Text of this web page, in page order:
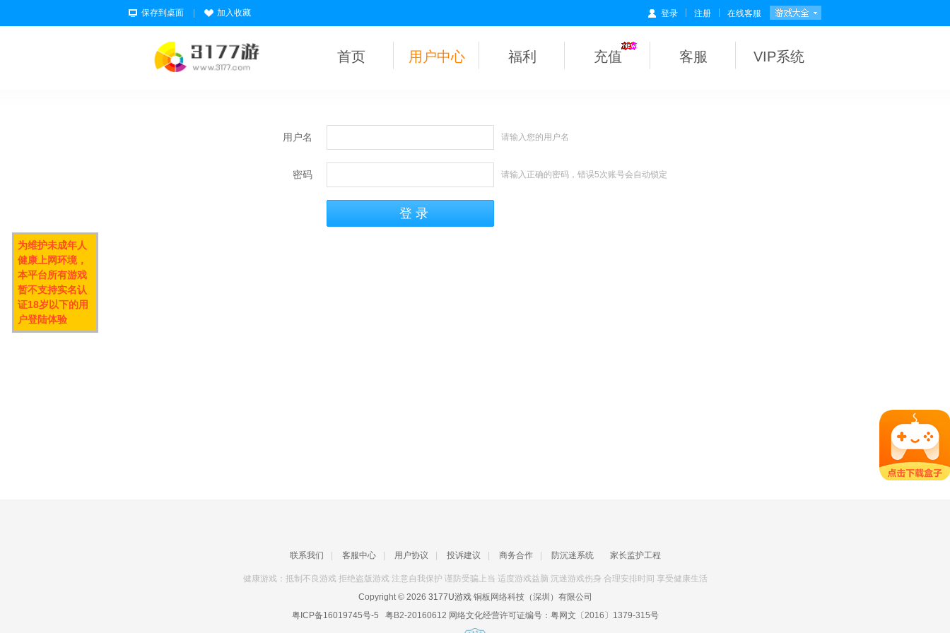
保存到桌面 加入收藏 登录 注册 在线客服
首页 用户中心 福利 充值 客服 VIP系统
用户名 请输入您的用户名
密码 请输入正确的密码，错误5次账号会自动锁定
联系我们 客服中心 用户协议 投诉建议 商务合作 防沉迷系统 家长监护工程
健康游戏：抵制不良游戏 拒绝盗版游戏 注意自我保护 谨防受骗上当 适度游戏益脑 沉迷游戏伤身 合理安排时间 享受健康生活
Copyright © 2026 3177U游戏铜板网络科技（深圳）有限公司
粤ICP备16019745号-5 粤B2-20160612 网络文化经营许可证编号： 粤网文〔2016〕1379-315号
为维护未成年人
健康上网环境，
本平台所有游戏
暂不支持实名认
证18岁以下的用
户登陆体验